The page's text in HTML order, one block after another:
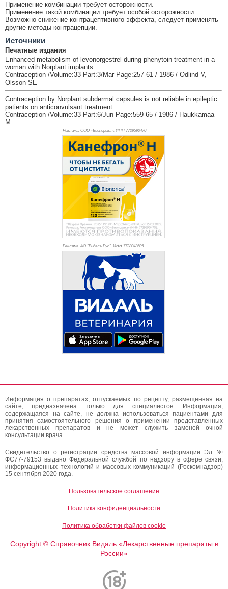
Применение комбинации требует осторожности.
Применение такой комбинации требует особой осторожности.
Возможно снижение контрацептивного эффекта, следует применять
другие методы контрацепции.
Источники
Печатные издания
Enhanced metabolism of levonorgestrel during phenytoin treatment in a
woman with Norplant implants
Contraception /Volume:33 Part:3/Mar Page:257-61 / 1986 / Odlind V,
Olsson SE
Contraception by Norplant subdermal capsules is not reliable in epileptic
patients on anticonvulsant treatment
Contraception /Volume:33 Part:6/Jun Page:559-65 / 1986 / Haukkamaa
M
Реклама. ООО «Бионорика», ИНН 7729590470
Реклама. АО "Видаль Рус", ИНН 7728043605
Информация о препаратах, отпускаемых по рецепту, размещенная на
сайте, предназначена только для специалистов. Информация,
содержащаяся на сайте, не должна использоваться пациентами для
принятия самостоятельного решения о применении представленных
лекарственных препаратов и не может служить заменой очной
консультации врача.
Свидетельство о регистрации средства массовой информации Эл №
ФС77-79153 выдано Федеральной службой по надзору в сфере связи,
информационных технологий и массовых коммуникаций (Роскомнадзор)
15 сентября 2020 года.
Пользовательское соглашение
Политика конфиденциальности
Политика обработки файлов cookie
Copyright ©Справочник Видаль «Лекарственные препараты в
России»